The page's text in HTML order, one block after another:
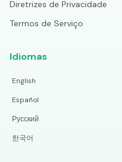
Diretrizes de Privacidade
Termos de Serviço
Idiomas
English
Español
Русский
한국어